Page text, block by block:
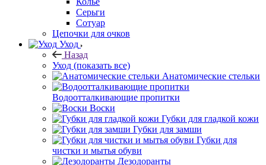
Сотуар
Цепочки для очков
Уход
Назад
Уход(показать все)
Водоотталкивающие пропитки
Воски
Губки для замши
Губки для
чистки и мытья обуви
Дезодоранты